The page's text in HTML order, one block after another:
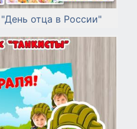
отца в России"